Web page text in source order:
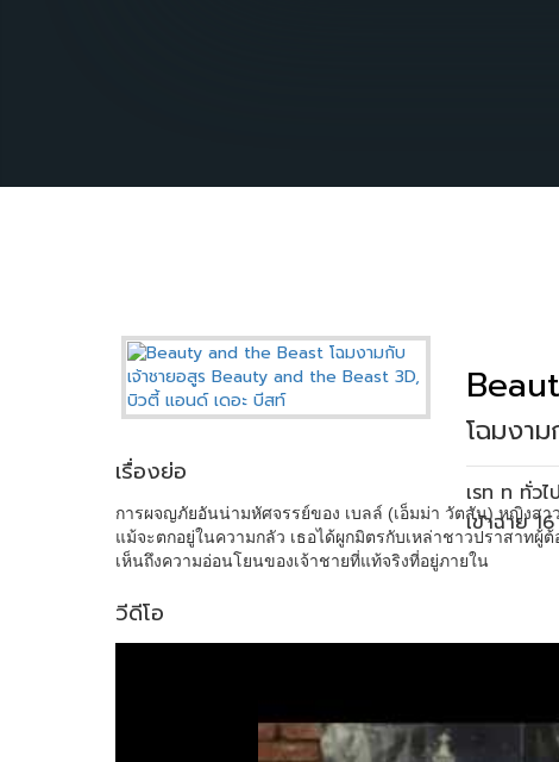
โฉมงา
เรท ท ทั่วไป
เข้าฉาย
เรื่องย่อ
การผจญภัยอันน่ามหัศจรรย์ของ เบลล์ (เอ็มม่า วัตสัน) หญิงส
แม้จะตกอยู่ในความกลัว เธอได้ผูกมิตรกับเหล่าชาวปราสาท
เห็นถึงความอ่อนโยนของเจ้าชายที่แท้จริงที่อยู่ภายใน
วีดีโอ